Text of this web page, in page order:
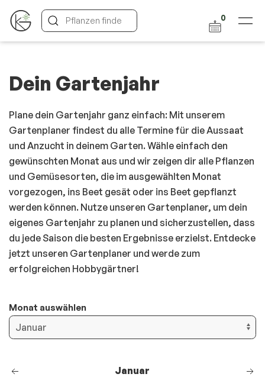
0
Dein Gartenjahr
Plane dein Gartenjahr ganz einfach: Mit unserem
Gartenplaner findest du alle Termine für die Aussaat
und Anzucht in deinem Garten. Wähle einfach den
gewünschten Monat aus und wir zeigen dir alle Pflanzen
und Gemüsesorten, die im ausgewählten Monat
vorgezogen, ins Beet gesät oder ins Beet gepflanzt
werden können. Nutze unseren Gartenplaner, um dein
eigenes Gartenjahr zu planen und sicherzustellen, dass
du jede Saison die besten Ergebnisse erzielst. Entdecke
jetzt unseren Gartenplaner und werde zum
erfolgreichen Hobbygärtner!
Monat auswählen
Januar